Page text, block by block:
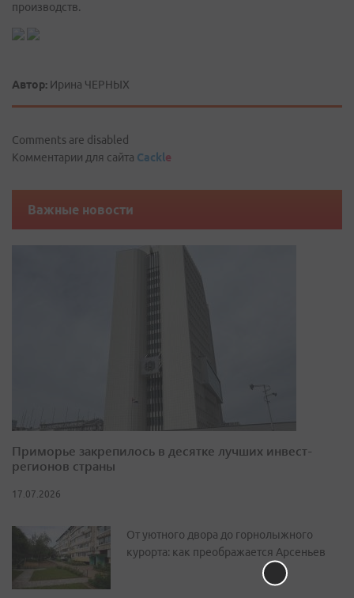
производств.
Автор: Ирина ЧЕРНЫХ
Comments are disabled
Комментарии для сайта Cackle
Важные новости
Приморье закрепилось в десятке лучших инвест-
регионов страны
17.07.2026
От уютного двора до горнолыжного
курорта: как преображается Арсеньев